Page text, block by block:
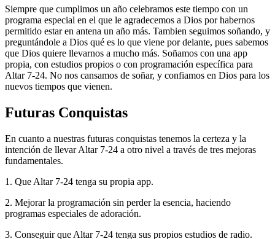
Siempre que cumplimos un año celebramos este tiempo con un
programa especial en el que le agradecemos a Dios por habernos
permitido estar en antena un año más. Tambien seguimos soñando, y
preguntándole a Dios qué es lo que viene por delante, pues sabemos
que Dios quiere llevarnos a mucho más. Soñamos con una app
propia, con estudios propios o con programación específica para
Altar 7-24. No nos cansamos de soñar, y confiamos en Dios para los
nuevos tiempos que vienen.
Futuras Conquistas
En cuanto a nuestras futuras conquistas tenemos la certeza y la
intención de llevar Altar 7-24 a otro nivel a través de tres mejoras
fundamentales.
1. Que Altar 7-24 tenga su propia app.
2. Mejorar la programación sin perder la esencia, haciendo
programas especiales de adoración.
3. Conseguir que Altar 7-24 tenga sus propios estudios de radio.